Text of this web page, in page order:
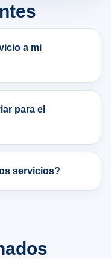
a mi
para el
servicios?